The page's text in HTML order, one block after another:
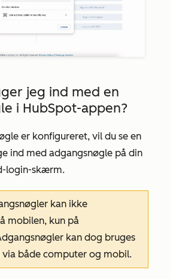
jeg ind med en
i HubSpot-appen?
er konfigureret, vil du se en
ind med adgangsnøgle på din
login-skærm.
kan ikke
mobilen, kun på
kan dog bruges
både computer og mobil.